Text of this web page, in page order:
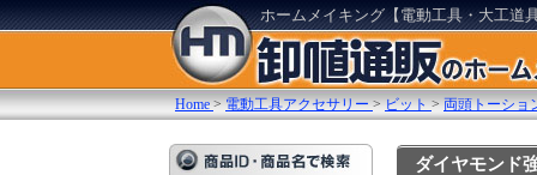
ホームメイキング【電動工具・大工道
Home >電動工具アクセサリー >ビット >両頭トーショ
ダイヤモンド